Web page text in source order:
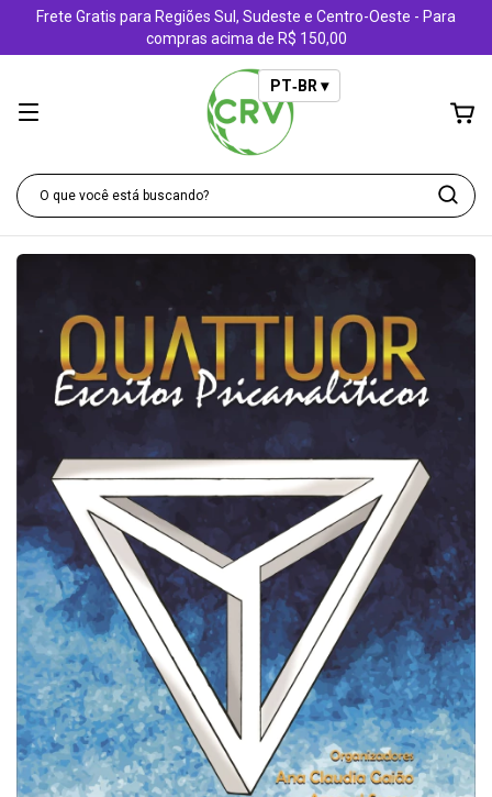
Frete Gratis para Regiões Sul, Sudeste e Centro-Oeste - Para
compras acima de R$ 150,00
PT‑BR ▾